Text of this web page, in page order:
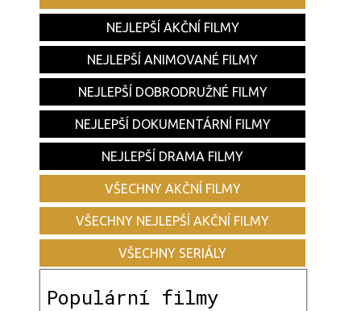
NEJLEPŠÍ AKČNÍ FILMY
NEJLEPŠÍ ANIMOVANÉ FILMY
NEJLEPŠÍ DOBRODRUŽNÉ FILMY
NEJLEPŠÍ DOKUMENTÁRNÍ FILMY
NEJLEPŠÍ DRAMA FILMY
VŠECHNY AKČNÍ FILMY
VŠECHNY NEJLEPŠÍ AKČNÍ FILMY
VŠECHNY SERIÁLY
Populární filmy